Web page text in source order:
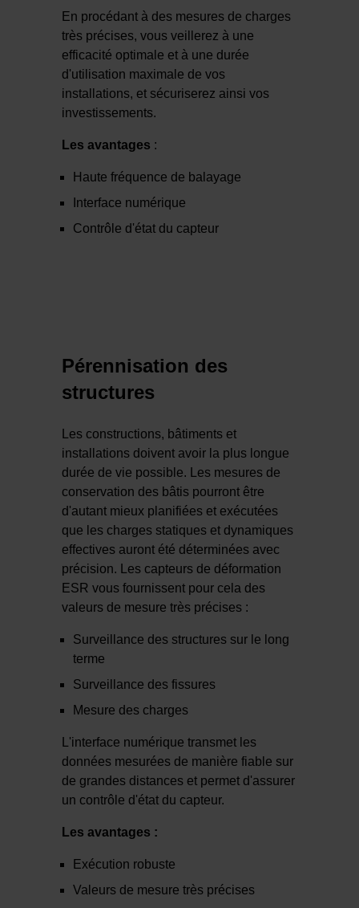
En procédant à des mesures de charges
très précises, vous veillerez à une
efficacité optimale et à une durée
d'utilisation maximale de vos
installations, et sécuriserez ainsi vos
investissements.
Les avantages :
Haute fréquence de balayage
Interface numérique
Contrôle d'état du capteur
Pérennisation des
structures
Les constructions, bâtiments et
installations doivent avoir la plus longue
durée de vie possible. Les mesures de
conservation des bâtis pourront être
d'autant mieux planifiées et exécutées
que les charges statiques et dynamiques
effectives auront été déterminées avec
précision. Les capteurs de déformation
ESR vous fournissent pour cela des
valeurs de mesure très précises :
Surveillance des structures sur le long
terme
Surveillance des fissures
Mesure des charges
L'interface numérique transmet les
données mesurées de manière fiable sur
de grandes distances et permet d'assurer
un contrôle d'état du capteur.
Les avantages :
Exécution robuste
Valeurs de mesure très précises